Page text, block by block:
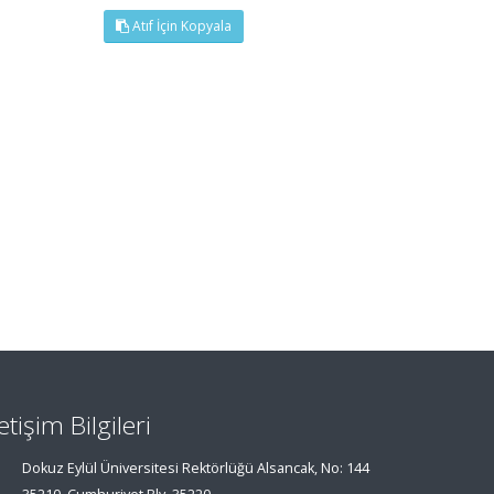
Atıf İçin Kopyala
Bilgileri
Dokuz Eylül Üniversitesi Rektörlüğü Alsancak, No: 144